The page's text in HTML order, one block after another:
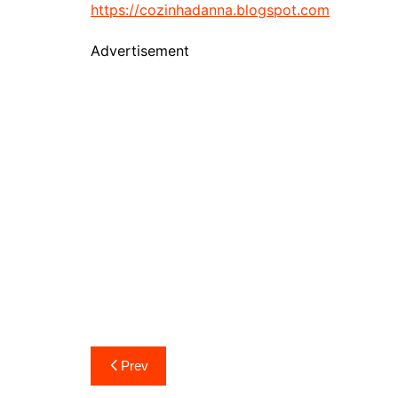
https://cozinhadanna.blogspot.com
Advertisement
Navegação
Prev